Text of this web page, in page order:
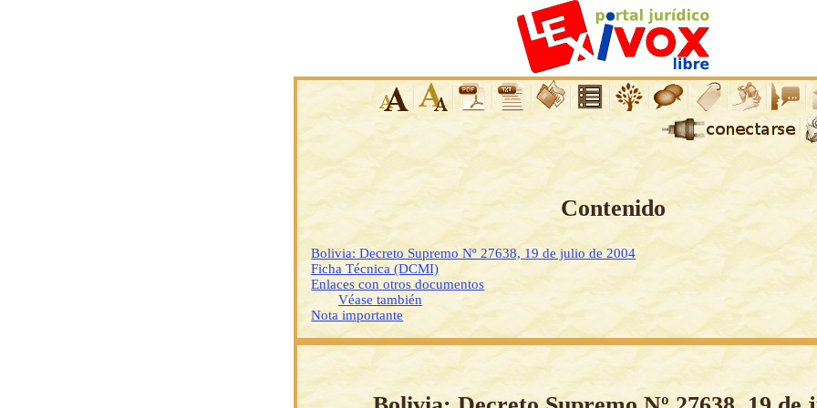
Contenido
Bolivia: Decreto Supremo Nº 27638, 19 de julio de 2004
Ficha Técnica (DCMI)
Enlaces con otros documentos
Véase también
Nota importante